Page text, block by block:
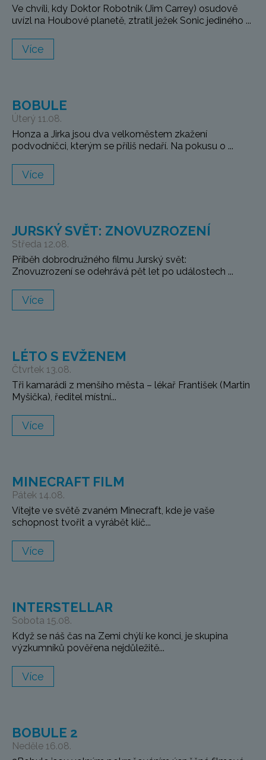
Ve chvíli, kdy Doktor Robotnik (Jim Carrey) osudově
uvízl na Houbové planetě, ztratil ježek Sonic jediného ...
Více
BOBULE
Úterý 11.08.
Honza a Jirka jsou dva velkoměstem zkažení
podvodníčci, kterým se příliš nedaří. Na pokusu o ...
Více
JURSKÝ SVĚT: ZNOVUZROZENÍ
Středa 12.08.
Příběh dobrodružného filmu Jurský svět:
Znovuzrození se odehrává pět let po událostech ...
Více
LÉTO S EVŽENEM
Čtvrtek 13.08.
Tři kamarádi z menšího města – lékař František (Martin
Myšička), ředitel místní...
Více
MINECRAFT FILM
Pátek 14.08.
Vítejte ve světě zvaném Minecraft, kde je vaše
schopnost tvořit a vyrábět klíč...
Více
INTERSTELLAR
Sobota 15.08.
Když se náš čas na Zemi chýlí ke konci, je skupina
výzkumníků pověřena nejdůležitě...
Více
BOBULE 2
Neděle 16.08.